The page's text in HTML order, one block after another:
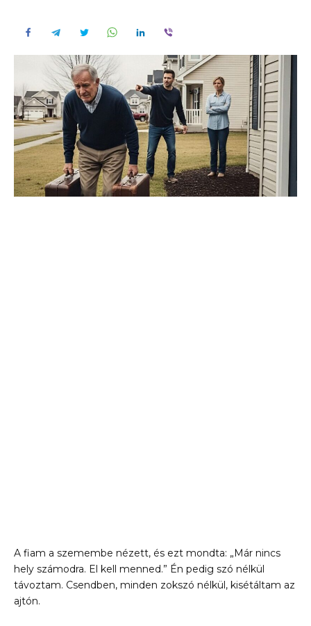
A fiam a szemembe nézett, és ezt mondta: „Már nincs
hely számodra. El kell menned.” Én pedig szó nélkül
távoztam. Csendben, minden zokszó nélkül, kisétáltam az
ajtón.